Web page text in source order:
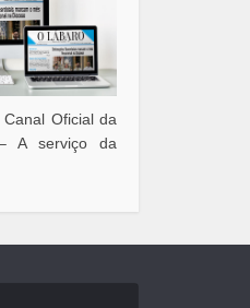
Oficial da
A serviço da